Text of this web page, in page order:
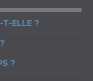
T-ELLE ?
?